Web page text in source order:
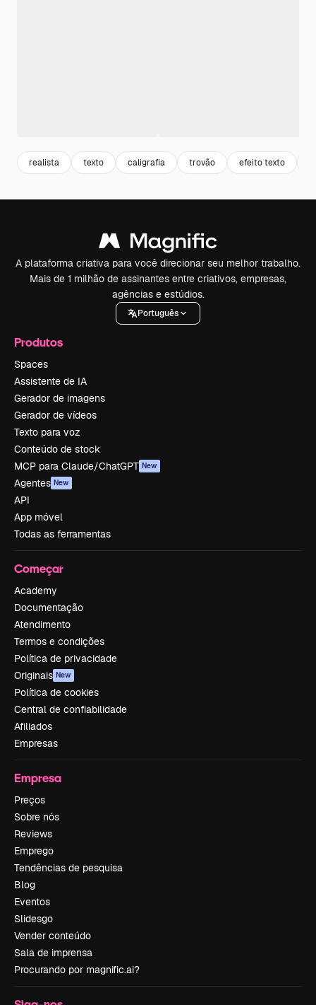
realista texto caligrafia trovão efeito texto
A plataforma criativa para você direcionar seu melhor trabalho.
Mais de 1 milhão de assinantes entre criativos, empresas,
agências e estúdios.
Português
Produtos
Spaces
Assistente de IA
Gerador de imagens
Gerador de vídeos
Texto para voz
Conteúdo de stock
MCP para Claude/ChatGPT New
Agentes New
API
App móvel
Todas as ferramentas
Começar
Academy
Documentação
Atendimento
Termos e condições
Política de privacidade
Originais New
Política de cookies
Central de confiabilidade
Afiliados
Empresas
Empresa
Preços
Sobre nós
Reviews
Emprego
Tendências de pesquisa
Blog
Eventos
Slidesgo
Vender conteúdo
Sala de imprensa
Procurando por magnific.ai?